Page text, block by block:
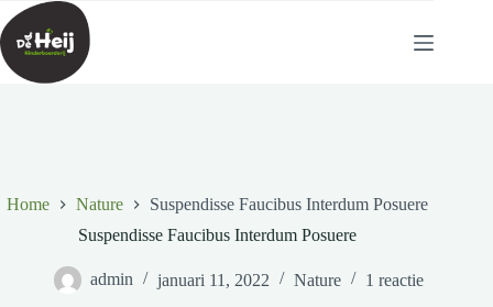
naar
de
inhoud
Home Nature
Suspendisse Faucibus Interdum Posuere
Suspendisse Faucibus Interdum Posuere
admin januari 11, 2022 Nature 1 reactie